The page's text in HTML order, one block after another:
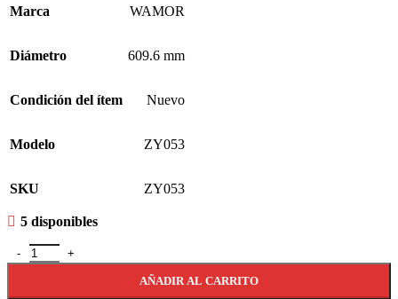
Marca WAMOR
Diámetro 609.6 mm
Condición del ítem Nuevo
Modelo ZY053
SKU ZY053
5 disponibles
Cubierta Wamor P/ Bicicleta O Silla De Ruedas 24 X 1 3/8. cantidad
AÑADIR AL CARRITO